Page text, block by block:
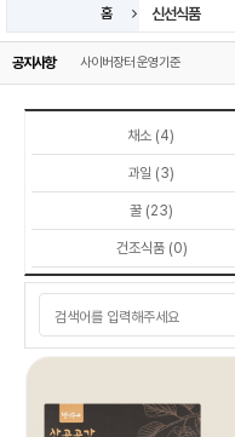
홈 신선식품
가공식품
건강식품
전통/발효식품
공지사항
사이버장터 운영기준
채소 (4)
과일 (3)
꿀 (23)
건조식품 (0)